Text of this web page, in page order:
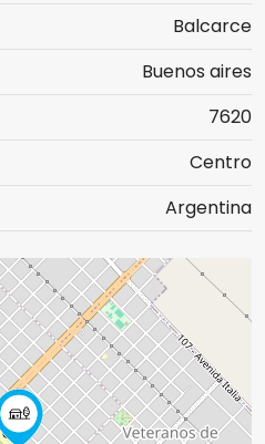
Balcarce
Buenos aires
7620
Centro
Argentina